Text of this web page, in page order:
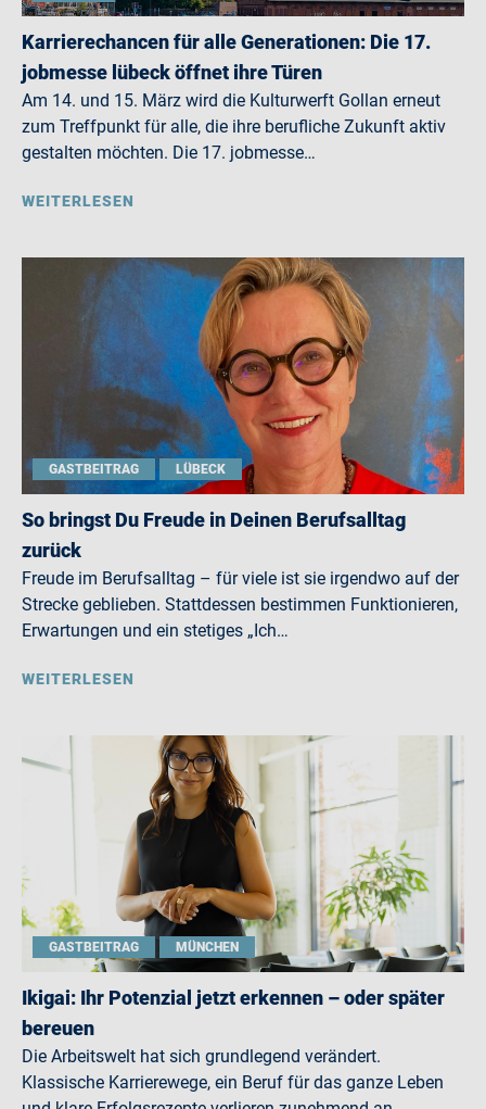
Karrierechancen für alle Generationen: Die 17.
jobmesse lübeck öffnet ihre Türen
Am 14. und 15. März wird die Kulturwerft Gollan erneut
zum Treffpunkt für alle, die ihre berufliche Zukunft aktiv
gestalten möchten. Die 17. jobmesse…
WEITERLESEN
GASTBEITRAG LÜBECK
So bringst Du Freude in Deinen Berufsalltag
zurück
Freude im Berufsalltag – für viele ist sie irgendwo auf der
Strecke geblieben. Stattdessen bestimmen Funktionieren,
Erwartungen und ein stetiges „Ich…
WEITERLESEN
GASTBEITRAG MÜNCHEN
Ikigai: Ihr Potenzial jetzt erkennen – oder später
bereuen
Die Arbeitswelt hat sich grundlegend verändert.
Klassische Karrierewege, ein Beruf für das ganze Leben